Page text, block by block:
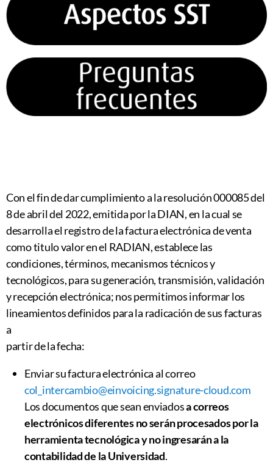
Con el fin de dar cumplimiento a la resolución 000085 del
8 de abril del 2022, emitida por la DIAN, en la cual se
desarrolla el registro de la factura electrónica de venta
como titulo valor en el RADIAN, establece las
condiciones, términos, mecanismos técnicos y
tecnológicos, para su generación, transmisión, validación
y recepción electrónica; nos permitimos informar los
lineamientos definidos para la radicación de sus facturas
a
partir de la fecha:
Enviar su factura electrónica al correo
col_intercambio@einvoicing.signature-cloud.com
Los documentos que sean enviadosa correos
electrónicos diferentes no serán procesados por la
herramienta tecnológica y no ingresarán a la
contabilidad de la Universidad.